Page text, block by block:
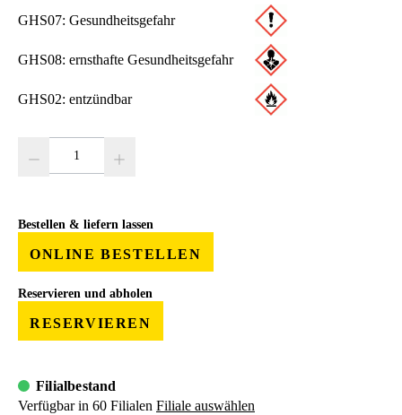
GHS07: Gesundheitsgefahr
GHS08: ernsthafte Gesundheitsgefahr
GHS02: entzündbar
Bestellen & liefern lassen
ONLINE BESTELLEN
Reservieren und abholen
RESERVIEREN
Filialbestand
Verfügbar in 60 Filialen Filiale auswählen